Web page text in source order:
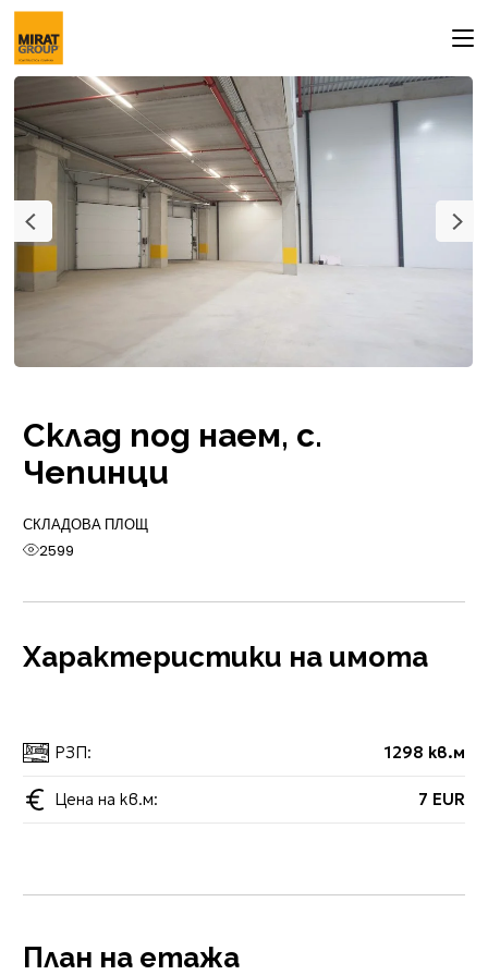
Склад под наем, с.
Чепинци
СКЛАДОВА ПЛОЩ
2599
Характеристики на имота
РЗП: 1298 кв.м
Цена на кв.м: 7 EUR
План на етажа